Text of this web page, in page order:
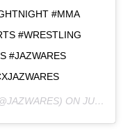
#MMA
#WRESTLING
#JAZWARES
ON JUN 24, 2020 AT 1:39PM PDT